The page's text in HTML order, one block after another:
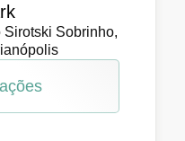
Sobrinho,